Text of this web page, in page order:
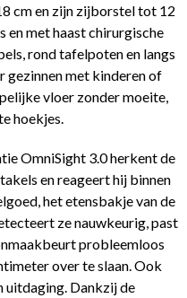
cm en zijn zijborstel tot 12
met haast chirurgische
rond tafelpoten en langs
gezinnen met kinderen of
vloer zonder moeite,
hoekjes.
OmniSight 3.0 herkent de
en reageert hij binnen
het etensbakje van de
ze nauwkeurig, past
probleemloos
over te slaan. Ook
uitdaging. Dankzij de